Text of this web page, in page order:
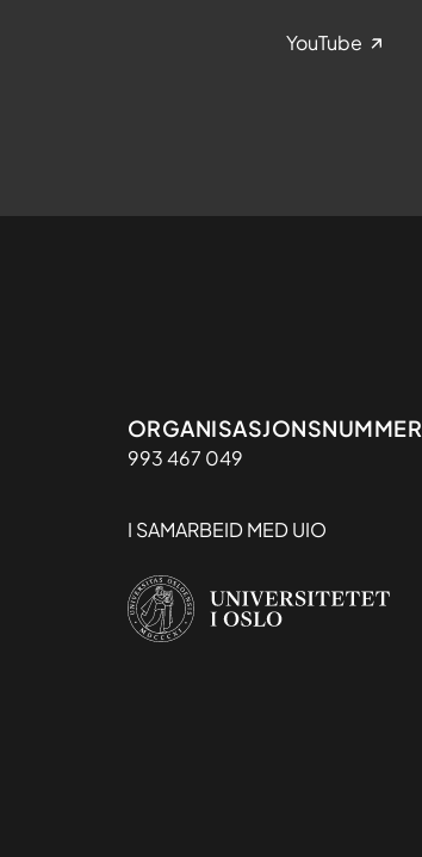
YouTube
Organisasjon
ORGANISASJONSNUMMER
993 467 049
I SAMARBEID MED UIO